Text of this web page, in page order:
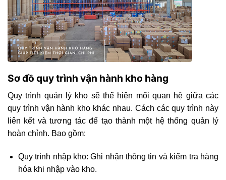
Sơ đồ quy trình vận hành kho hàng
Quy trình quản lý kho sẽ thể hiện mối quan hệ giữa các
quy trình vận hành kho khác nhau. Cách các quy trình này
liên kết và tương tác để tạo thành một hệ thống quản lý
hoàn chỉnh. Bao gồm:
Quy trình nhập kho: Ghi nhận thông tin và kiểm tra hàng
hóa khi nhập vào kho.